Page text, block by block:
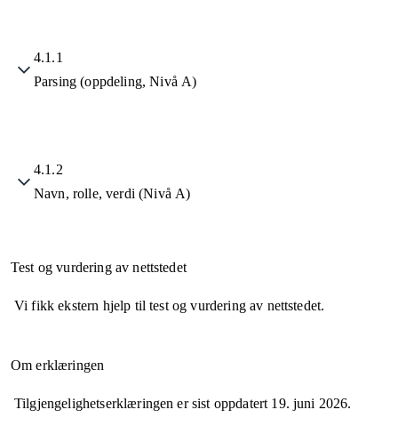
4.1.1
Parsing (oppdeling, Nivå A)
4.1.2
Navn, rolle, verdi (Nivå A)
Test og vurdering av nettstedet
Vi fikk ekstern hjelp til test og vurdering av nettstedet.
Om erklæringen
Tilgjengelighetserklæringen er sist oppdatert 19. juni 2026.